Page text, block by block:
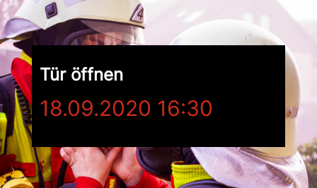
Tür öffnen
18.09.2020 16:30